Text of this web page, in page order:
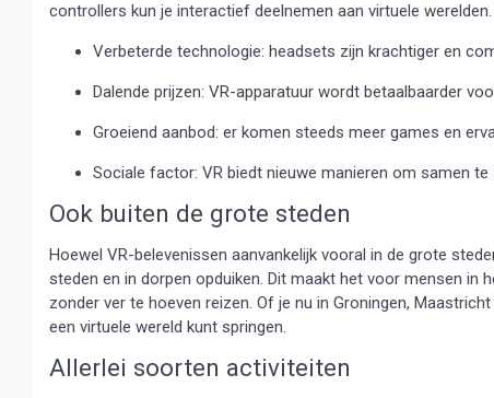
controllers kun je interactief deelnemen aan virtuele
Verbeterde technologie: headsets zijn krachtiger en
Dalende prijzen: VR-apparatuur wordt betaalbaarder
Groeiend aanbod: er komen steeds meer games en
Sociale factor: VR biedt nieuwe manieren om samen
Ook buiten de grote steden
Hoewel VR-belevenissen aanvankelijk vooral in de grote
steden en in dorpen opduiken. Dit maakt het voor mensen in
zonder ver te hoeven reizen. Of je nu in Groningen,
een virtuele wereld kunt springen.
Allerlei soorten activiteiten